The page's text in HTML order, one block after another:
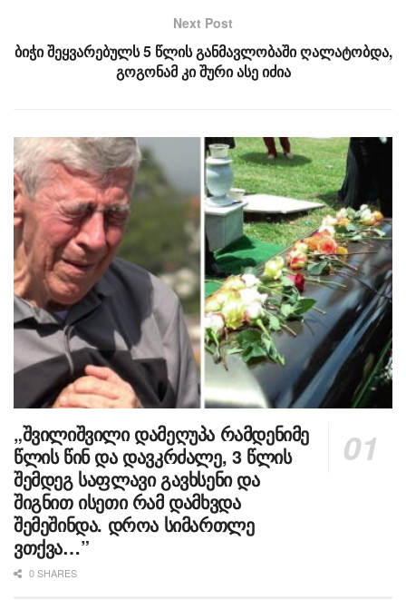
Next Post
ბიჭი შეყვარებულს 5 წლის განმავლობაში ღალატობდა,
გოგონამ კი შური ასე იძია
„შვილიშვილი დამეღუპა რამდენიმე
წლის წინ და დავკრძალე, 3 წლის
შემდეგ საფლავი გავხსენი და
შიგნით ისეთი რამ დამხვდა
შემეშინდა. დროა სიმართლე
ვთქვა…”
0 SHARES